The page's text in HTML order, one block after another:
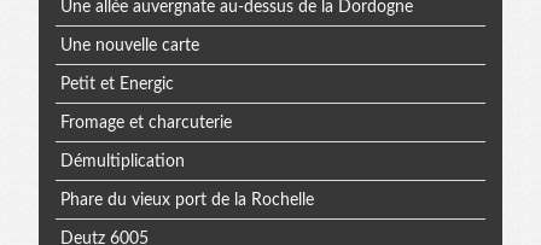
Une allée auvergnate au-dessus de la Dordogne
Une nouvelle carte
Petit et Energic
Fromage et charcuterie
Démultiplication
Phare du vieux port de la Rochelle
Deutz 6005